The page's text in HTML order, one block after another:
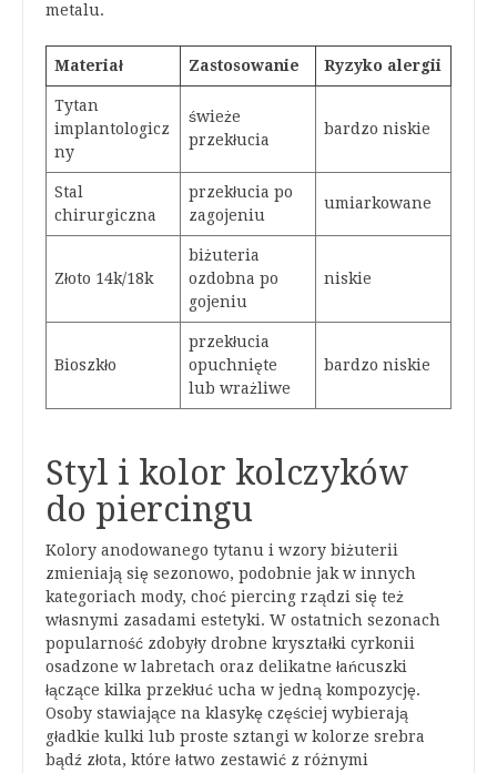
metalu.
Materiał Zastosowanie Ryzyko alergii
Tytan
implantologicz
ny
świeże
przekłucia
bardzo niskie
Stal
chirurgiczna
przekłucia po
zagojeniu
umiarkowane
Złoto 14k/18k
biżuteria
ozdobna po
gojeniu
niskie
Bioszkło
przekłucia
opuchnięte
lub wrażliwe
bardzo niskie
Styl i kolor kolczyków
do piercingu
Kolory anodowanego tytanu i wzory biżuterii
zmieniają się sezonowo, podobnie jak w innych
kategoriach mody, choć piercing rządzi się też
własnymi zasadami estetyki. W ostatnich sezonach
popularność zdobyły drobne kryształki cyrkonii
osadzone w labretach oraz delikatne łańcuszki
łączące kilka przekłuć ucha w jedną kompozycję.
Osoby stawiające na klasykę częściej wybierają
gładkie kulki lub proste sztangi w kolorze srebra
bądź złota, które łatwo zestawić z różnymi